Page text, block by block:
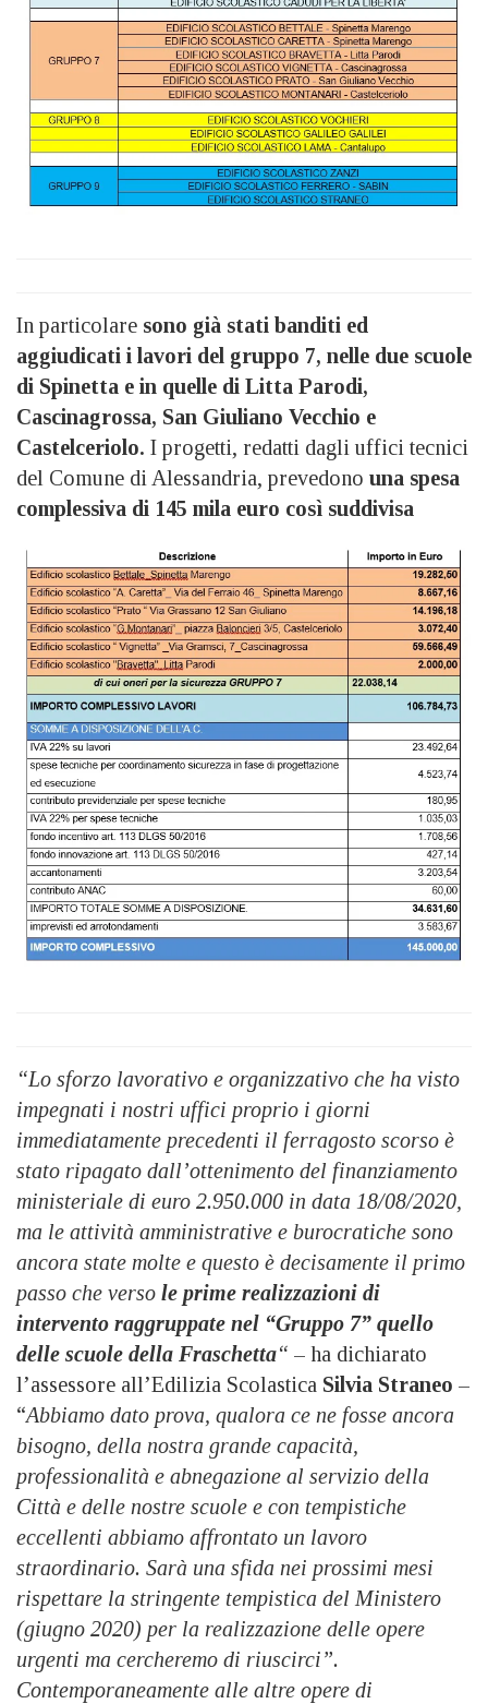
In particolare sono già stati banditi ed
aggiudicati i lavori del gruppo 7, nelle due scuole
di Spinetta e in quelle di Litta Parodi,
Cascinagrossa, San Giuliano Vecchio e
Castelceriolo. I progetti, redatti dagli uffici tecnici
del Comune di Alessandria, prevedono una spesa
complessiva di 145 mila euro così suddivisa
“Lo sforzo lavorativo e organizzativo che ha visto
impegnati i nostri uffici proprio i giorni
immediatamente precedenti il ferragosto scorso è
stato ripagato dall’ottenimento del finanziamento
ministeriale di euro 2.950.000 in data 18/08/2020,
ma le attività amministrative e burocratiche sono
ancora state molte e questo è decisamente il primo
passo che verso le prime realizzazioni di
intervento raggruppate nel “Gruppo 7” quello
delle scuole della Fraschetta“ – ha dichiarato
l’assessore all’Edilizia Scolastica Silvia Straneo –
“Abbiamo dato prova, qualora ce ne fosse ancora
bisogno, della nostra grande capacità,
professionalità e abnegazione al servizio della
Città e delle nostre scuole e con tempistiche
eccellenti abbiamo affrontato un lavoro
straordinario. Sarà una sfida nei prossimi mesi
rispettare la stringente tempistica del Ministero
(giugno 2020) per la realizzazione delle opere
urgenti ma cercheremo di riuscirci”.
Contemporaneamente alle altre opere di